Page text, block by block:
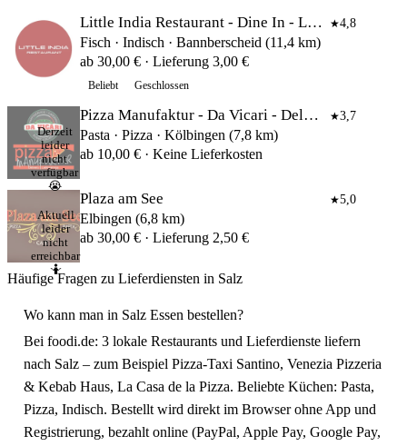
Little India Restaurant - Dine In - Lieferservice ★4,8
Fisch · Indisch · Bannberscheid (11,4 km)
ab 30,00 € · Lieferung 3,00 €
Beliebt Geschlossen
Pizza Manufaktur - Da Vicari - Delivery - Catering - Event Locat ★3,7
Pasta · Pizza · Kölbingen (7,8 km)
ab 10,00 € · Keine Lieferkosten
Derzeit
leider
nicht
verfügbar
😭
Plaza am See ★5,0
Elbingen (6,8 km)
ab 30,00 € · Lieferung 2,50 €
Aktuell
leider
nicht
erreichbar
🤷
Häufige Fragen zu Lieferdiensten in Salz
Wo kann man in Salz Essen bestellen?
Bei foodi.de: 3 lokale Restaurants und Lieferdienste liefern
nach Salz – zum Beispiel Pizza-Taxi Santino, Venezia Pizzeria
& Kebab Haus, La Casa de la Pizza. Beliebte Küchen: Pasta,
Pizza, Indisch. Bestellt wird direkt im Browser ohne App und
Registrierung, bezahlt online (PayPal, Apple Pay, Google Pay,